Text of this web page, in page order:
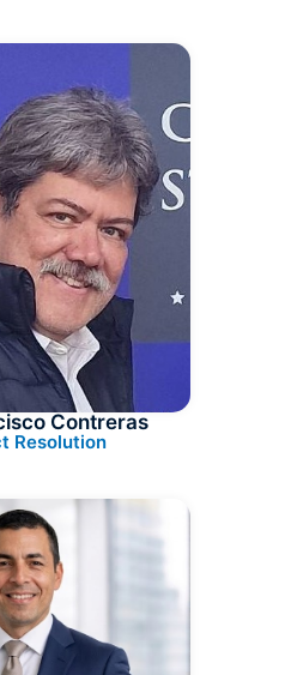
Contreras
Resolution